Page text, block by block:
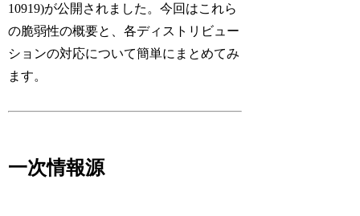
10919)が公開されました。今回はこれら
の脆弱性の概要と、各ディストリビュー
ションの対応について簡単にまとめてみ
ます。
一次情報源